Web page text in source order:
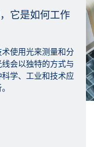
它是如何工作
使用光来测量和分
会以独特的方式与
学、工业和技术应